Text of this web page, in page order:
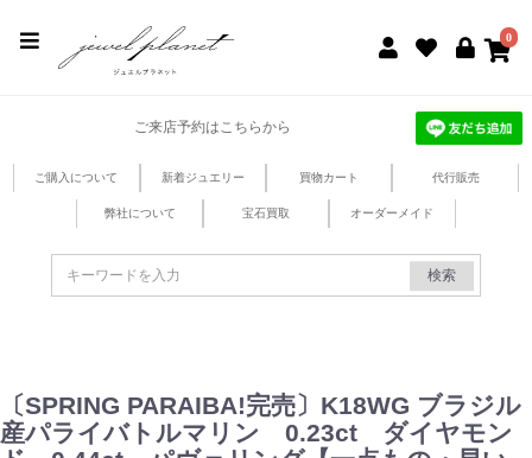
0
ご来店予約はこちらから
ご購入について 新着ジュエリー 買物カート 代行販売
弊社について 宝石買取 オーダーメイド
検索
〔SPRING PARAIBA!完売〕K18WG ブラジル
産パライバトルマリン 0.23ct ダイヤモン